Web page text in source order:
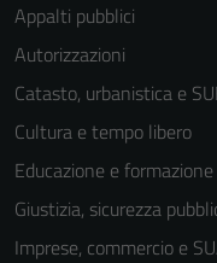
Appalti pubblici
Autorizzazioni
Catasto, urbanistica e
Cultura e tempo libero
Educazione e formazione
Giustizia, sicurezza
Imprese, commercio e